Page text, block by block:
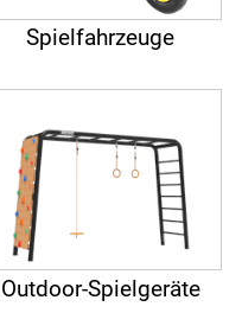
Spielfahrzeuge
Outdoor-Spielgeräte